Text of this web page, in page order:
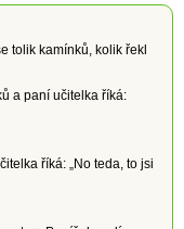
tolik kamínků, kolik řekl
a paní učitelka říká:
říká: „No teda, to jsi